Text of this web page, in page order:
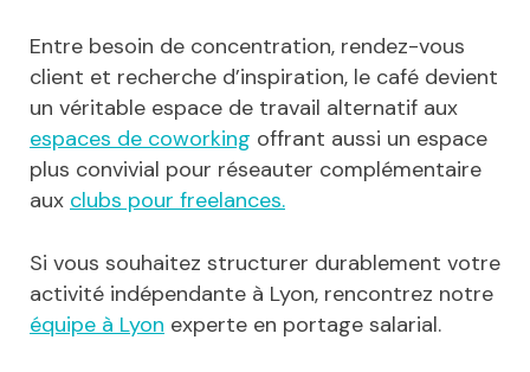
Entre besoin de concentration, rendez-vous
client et recherche d’inspiration, le café devient
un véritable espace de travail alternatif aux
espaces de coworking offrant aussi un espace
plus convivial pour réseauter complémentaire
aux clubs pour freelances.
Si vous souhaitez structurer durablement votre
activité indépendante à Lyon, rencontrez notre
équipe à Lyon experte en portage salarial.